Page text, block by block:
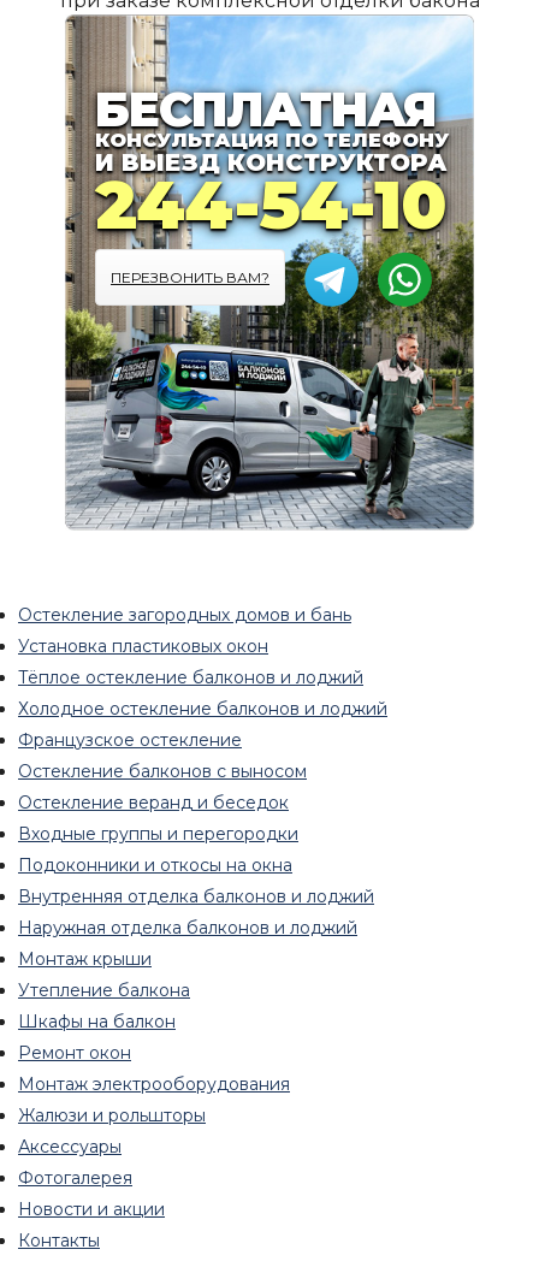
БЕСПЛАТНАЯ
КОНСУЛЬТАЦИЯ ПО ТЕЛЕФОНУ
И ВЫЕЗД КОНСТРУКТОРА
244-54-10
ПЕРЕЗВОНИТЬ ВАМ?
Остекление загородных домов и бань
Установка пластиковых окон
Тёплое остекление балконов и лоджий
Холодное остекление балконов и лоджий
Французское остекление
Остекление балконов с выносом
Остекление веранд и беседок
Входные группы и перегородки
Подоконники и откосы на окна
Внутренняя отделка балконов и лоджий
Наружная отделка балконов и лоджий
Монтаж крыши
Утепление балкона
Шкафы на балкон
Ремонт окон
Монтаж электрооборудования
Жалюзи и рольшторы
Аксессуары
Фотогалерея
Новости и акции
Контакты